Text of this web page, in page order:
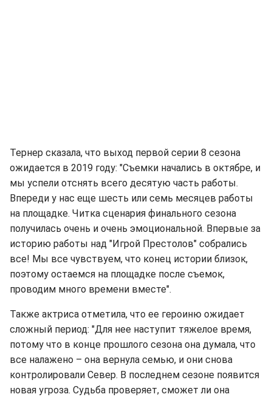
Тернер сказала, что выход первой серии 8 сезона
ожидается в 2019 году: "Съемки начались в октябре, и
мы успели отснять всего десятую часть работы.
Впереди у нас еще шесть или семь месяцев работы
на площадке. Читка сценария финального сезона
получилась очень и очень эмоциональной. Впервые за
историю работы над "Игрой Престолов" собрались
все! Мы все чувствуем, что конец истории близок,
поэтому остаемся на площадке после съемок,
проводим много времени вместе".
Также актриса отметила, что ее героиню ожидает
сложный период: "Для нее наступит тяжелое время,
потому что в конце прошлого сезона она думала, что
все налажено – она вернула семью, и они снова
контролировали Север. В последнем сезоне появится
новая угроза. Судьба проверяет, сможет ли она